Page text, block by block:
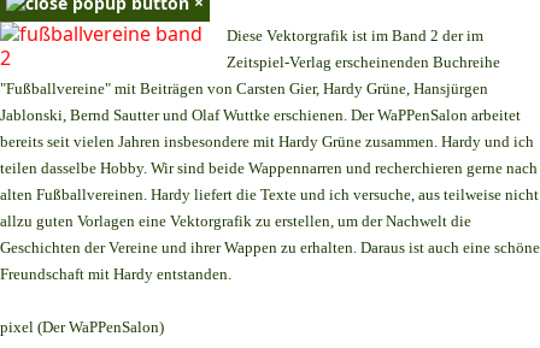
Diese Vektorgrafik ist im Band 2 der im
Zeitspiel-Verlag erscheinenden Buchreihe
"Fußballvereine" mit Beiträgen von Carsten Gier, Hardy Grüne, Hansjürgen
Jablonski, Bernd Sautter und Olaf Wuttke erschienen. Der WaPPenSalon arbeitet
bereits seit vielen Jahren insbesondere mit Hardy Grüne zusammen. Hardy und ich
teilen dasselbe Hobby. Wir sind beide Wappennarren und recherchieren gerne nach
alten Fußballvereinen. Hardy liefert die Texte und ich versuche, aus teilweise nicht
allzu guten Vorlagen eine Vektorgrafik zu erstellen, um der Nachwelt die
Geschichten der Vereine und ihrer Wappen zu erhalten. Daraus ist auch eine schöne
Freundschaft mit Hardy entstanden.
pixel (Der WaPPenSalon)